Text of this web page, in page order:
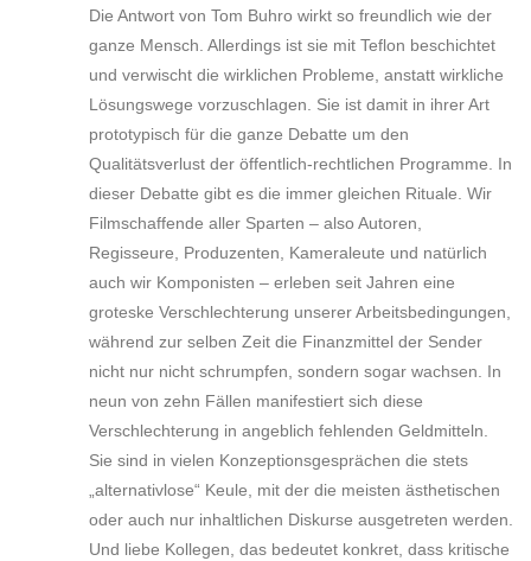
Die Antwort von Tom Buhro wirkt so freundlich wie der
ganze Mensch. Allerdings ist sie mit Teflon beschichtet
und verwischt die wirklichen Probleme, anstatt wirkliche
Lösungswege vorzuschlagen. Sie ist damit in ihrer Art
prototypisch für die ganze Debatte um den
Qualitätsverlust der öffentlich-rechtlichen Programme. In
dieser Debatte gibt es die immer gleichen Rituale. Wir
Filmschaffende aller Sparten – also Autoren,
Regisseure, Produzenten, Kameraleute und natürlich
auch wir Komponisten – erleben seit Jahren eine
groteske Verschlechterung unserer Arbeitsbedingungen,
während zur selben Zeit die Finanzmittel der Sender
nicht nur nicht schrumpfen, sondern sogar wachsen. In
neun von zehn Fällen manifestiert sich diese
Verschlechterung in angeblich fehlenden Geldmitteln.
Sie sind in vielen Konzeptionsgesprächen die stets
„alternativlose“ Keule, mit der die meisten ästhetischen
oder auch nur inhaltlichen Diskurse ausgetreten werden.
Und liebe Kollegen, das bedeutet konkret, dass kritische